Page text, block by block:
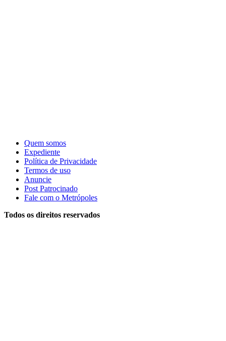
Quem somos
Expediente
Política de Privacidade
Termos de uso
Anuncie
Post Patrocinado
Fale com o Metrópoles
Todos os direitos reservados